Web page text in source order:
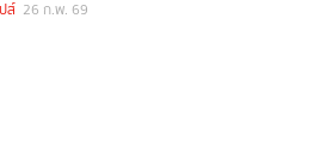
ส์ 26 ก.พ. 69